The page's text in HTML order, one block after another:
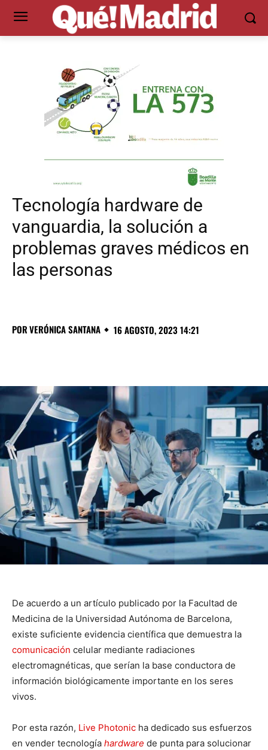
Tecnología hardware de
vanguardia, la solución a
problemas graves médicos en
las personas
PORVERÓNICA SANTANA 16 AGOSTO, 2023 14:21
De acuerdo a un artículo publicado por la Facultad de
Medicina de la Universidad Autónoma de Barcelona,
existe suficiente evidencia científica que demuestra la
comunicación celular mediante radiaciones
electromagnéticas, que serían la base conductora de
información biológicamente importante en los seres
vivos.
Por esta razón, Live Photonic ha dedicado sus esfuerzos
en vender tecnología hardware de punta para solucionar